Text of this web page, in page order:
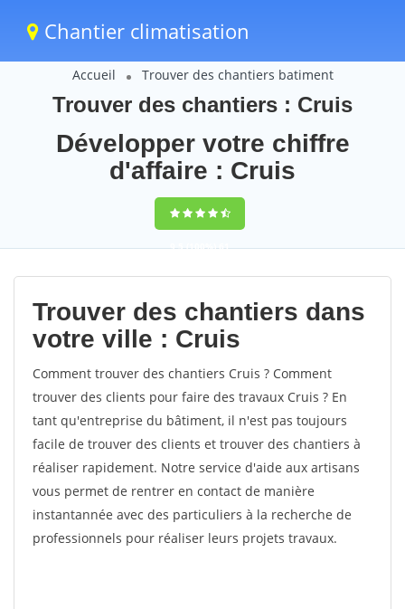
Chantier climatisation
Accueil Trouver des chantiers batiment
Trouver des chantiers : Cruis
Développer votre chiffre
d'affaire : Cruis
9,5(100%)61
votes
Trouver des chantiers dans
votre ville : Cruis
Comment trouver des chantiers Cruis ? Comment
trouver des clients pour faire des travaux Cruis ? En
tant qu'entreprise du bâtiment, il n'est pas toujours
facile de trouver des clients et trouver des chantiers à
réaliser rapidement. Notre service d'aide aux artisans
vous permet de rentrer en contact de manière
instantannée avec des particuliers à la recherche de
professionnels pour réaliser leurs projets travaux.